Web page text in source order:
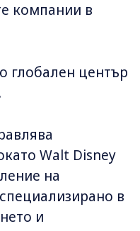
компании в
глобален център
Walt Disney
на
в
и